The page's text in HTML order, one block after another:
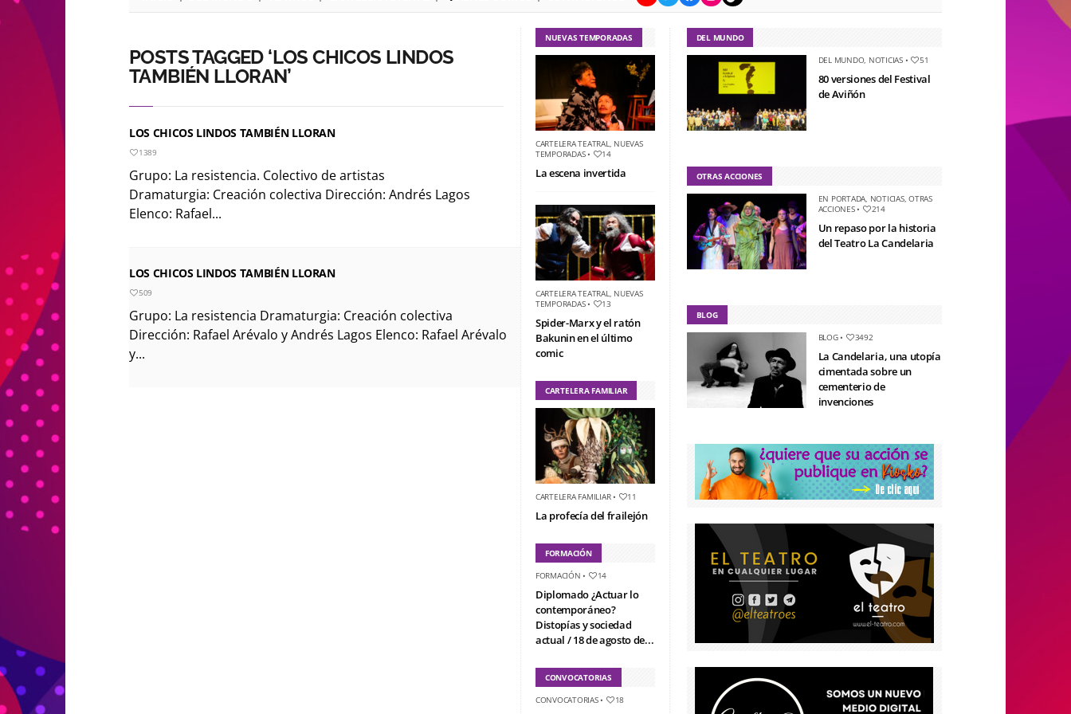
POSTS TAGGED ‘LOS CHICOS LINDOS
TAMBIÉN LLORAN’
LOS CHICOS LINDOS TAMBIÉN LLORAN
1389
Grupo: La resistencia. Colectivo de artistas
Dramaturgia: Creación colectiva Dirección: Andrés Lagos
Elenco: Rafael...
LOS CHICOS LINDOS TAMBIÉN LLORAN
509
Grupo: La resistencia Dramaturgia: Creación colectiva
Dirección: Rafael Arévalo y Andrés Lagos Elenco: Rafael Arévalo
y...
NUEVAS TEMPORADAS
CARTELERA TEATRAL, NUEVAS
TEMPORADAS• 14
La escena invertida
CARTELERA TEATRAL, NUEVAS
TEMPORADAS• 13
Spider-Marx y el ratón
Bakunin en el último
comic
CARTELERA FAMILIAR
CARTELERA FAMILIAR• 11
La profecía del frailejón
FORMACIÓN
FORMACIÓN • 14
Diplomado ¿Actuar lo
contemporáneo?
Distopías y sociedad
actual / 18 de agosto de...
CONVOCATORIAS
CONVOCATORIAS• 18
DEL MUNDO
DEL MUNDO, NOTICIAS• 51
80 versiones del Festival
de Aviñón
OTRAS ACCIONES
EN PORTADA, NOTICIAS,OTRAS
ACCIONES• 214
Un repaso por la historia
del Teatro La Candelaria
BLOG
BLOG• 3492
La Candelaria, una utopía
cimentada sobre un
cementerio de
invenciones